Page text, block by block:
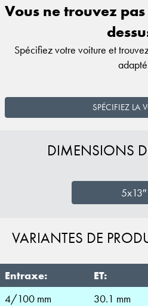
Vous ne trouvez
Spécifiez votre voiture et
SPÉCIFIEZ LA
DIMENSIONS
5x13″
VARIANTES DE
Entraxe: ET:
4/100 mm
30.1 mm